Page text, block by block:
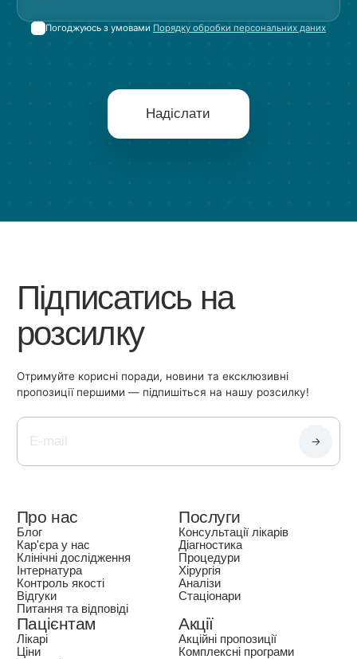
Погоджуюсь з умовами Порядку обробки персональних даних
Надіслати
Підписатись на
розсилку
Отримуйте корисні поради, новини та ексклюзивні
пропозиції першими — підпишіться на нашу розсилку!
Про нас
Блог
Кар'єра у нас
Клінічні дослідження
Інтернатура
Контроль якості
Відгуки
Питання та відповіді
Послуги
Консультації лікарів
Діагностика
Процедури
Хірургія
Аналізи
Стаціонари
Пацієнтам
Лікарі
Ціни
Акції
Акційні пропозиції
Комплексні програми